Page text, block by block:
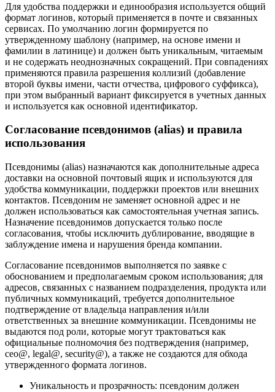
Для удобства поддержки и единообразия используется общий
формат логинов, который применяется в почте и связанных
сервисах. По умолчанию логин формируется по
утвержденному шаблону (например, на основе имени и
фамилии в латинице) и должен быть уникальным, читаемым
и не содержать неоднозначных сокращений. При совпадениях
применяются правила разрешения коллизий (добавление
второй буквы имени, части отчества, цифрового суффикса),
при этом выбранный вариант фиксируется в учетных данных
и используется как основной идентификатор.
Согласование псевдонимов (alias) и правила
использования
Псевдонимы (alias) назначаются как дополнительные адреса
доставки на основной почтовый ящик и используются для
удобства коммуникации, поддержки проектов или внешних
контактов. Псевдоним не заменяет основной адрес и не
должен использоваться как самостоятельная учетная запись.
Назначение псевдонимов допускается только после
согласования, чтобы исключить дублирование, вводящие в
заблуждение имена и нарушения бренда компании.
Согласование псевдонимов выполняется по заявке с
обоснованием и предполагаемым сроком использования; для
адресов, связанных с названием подразделения, продукта или
публичных коммуникаций, требуется дополнительное
подтверждение от владельца направления и/или
ответственных за внешние коммуникации. Псевдонимы не
выдаются под роли, которые могут трактоваться как
официальные полномочия без подтверждения (например,
ceo@, legal@, security@), а также не создаются для обхода
утвержденного формата логинов.
Уникальность и прозрачность: псевдоним должен